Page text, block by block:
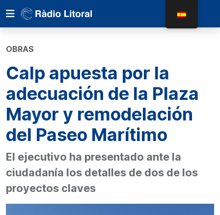
OBRAS
Calp apuesta por la
adecuación de la Plaza
Mayor y remodelación
del Paseo Marítimo
El ejecutivo ha presentado ante la
ciudadanía los detalles de dos de los
proyectos claves